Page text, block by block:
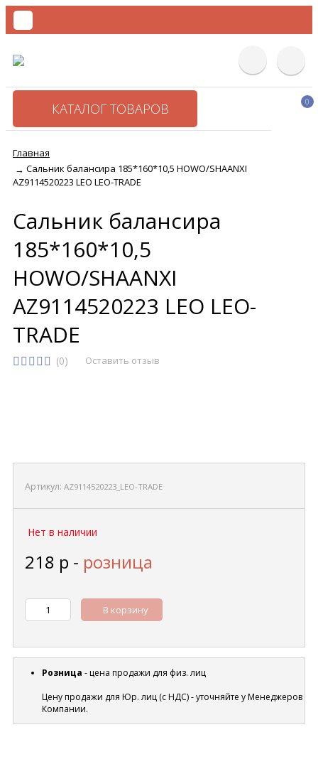
КАТАЛОГ ТОВАРОВ 0
Главная
→ Сальник балансира 185*160*10,5 HOWO/SHAANXI
AZ9114520223 LEO LEO-TRADE
Сальник балансира
185*160*10,5
HOWO/SHAANXI
AZ9114520223 LEO LEO-
TRADE
(0) Оставить отзыв
Артикул: AZ9114520223_LEO-TRADE
Нет в наличии
218 р - розница
В корзину
Розница - цена продажи для физ. лиц
Цену продажи для Юр. лиц (с НДС) - уточняйте у Менеджеров
Компании.